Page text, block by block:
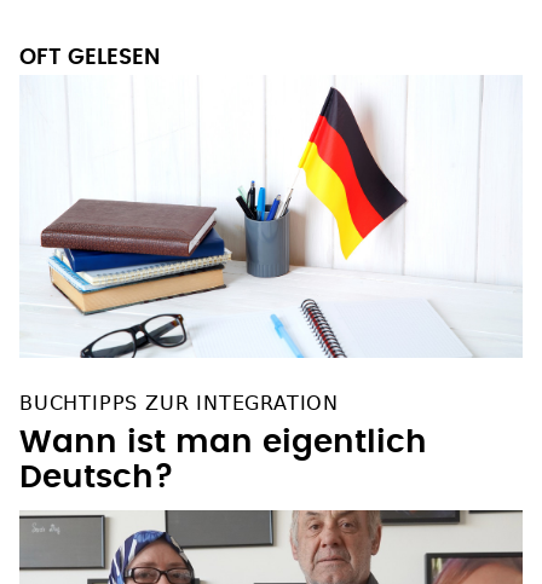
OFT GELESEN
BUCHTIPPS ZUR INTEGRATION
Wann ist man eigentlich
Deutsch?